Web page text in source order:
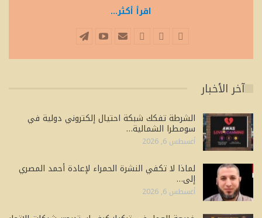
اقرأ أكثر...
آخر الأخبار
الشرطة تفكك شبكة احتيال إلكتروني دولية في
سومطرا الشمالية…
أغسطس 6, 2026
لماذا لا تكفي النشرة الحمراء لإعادة أحمد المصري
إلى…
أغسطس 6, 2026